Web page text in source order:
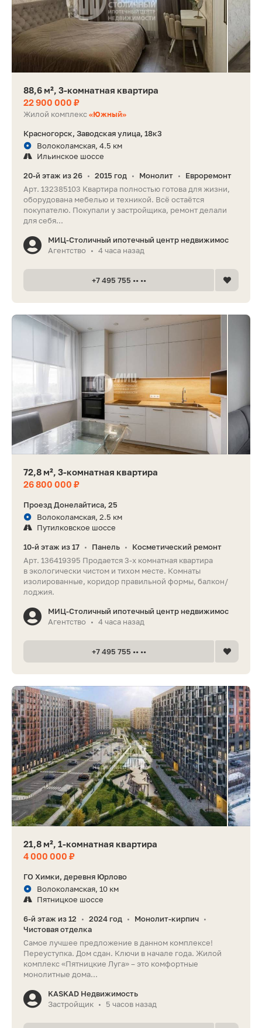
88,6 м², 3-комнатная квартира
22 900 000 ₽
Жилой комплекс«Южный»
Красногорск, Заводская улица, 18к3
Волоколамская, 4.5 км
Ильинское шоссе
20-й этаж из 26 • 2015 год • Монолит •
Евроремонт
Арт. 132385103 Квартира полностью готова для жизни,
оборудована мебелью и техникой. Всё остаётся
покупателю. Покупали у застройщика, ремонт делали
для себя...
МИЦ-Столичный ипотечный центр недвижимос
Агентство
• 4 часа назад
+7 495 755 •• ••
72,8 м², 3-комнатная квартира
26 800 000 ₽
Проезд Донелайтиса, 25
Волоколамская, 2.5 км
Путилковское шоссе
10-й этаж из 17 • Панель •
Косметический ремонт
Арт. 136419395 Продается 3-х комнатная квартира
в экологически чистом и тихом месте. Комнаты
изолированные, коридор правильной формы, балкон/
лоджия.
МИЦ-Столичный ипотечный центр недвижимос
Агентство
• 4 часа назад
+7 495 755 •• ••
21,8 м², 1-комнатная квартира
4 000 000 ₽
ГО Химки, деревня Юрлово
Волоколамская, 10 км
Пятницкое шоссе
6-й этаж из 12 • 2024 год • Монолит-кирпич •
Чистовая отделка
Самое лучшее предложение в данном комплексе!
Переуступка. Дом сдан. Ключи в начале года. Жилой
комплекс «Пятницкие Луга» – это комфортные
монолитные дома...
KASKAD Недвижимость
Застройщик • 5 часов назад